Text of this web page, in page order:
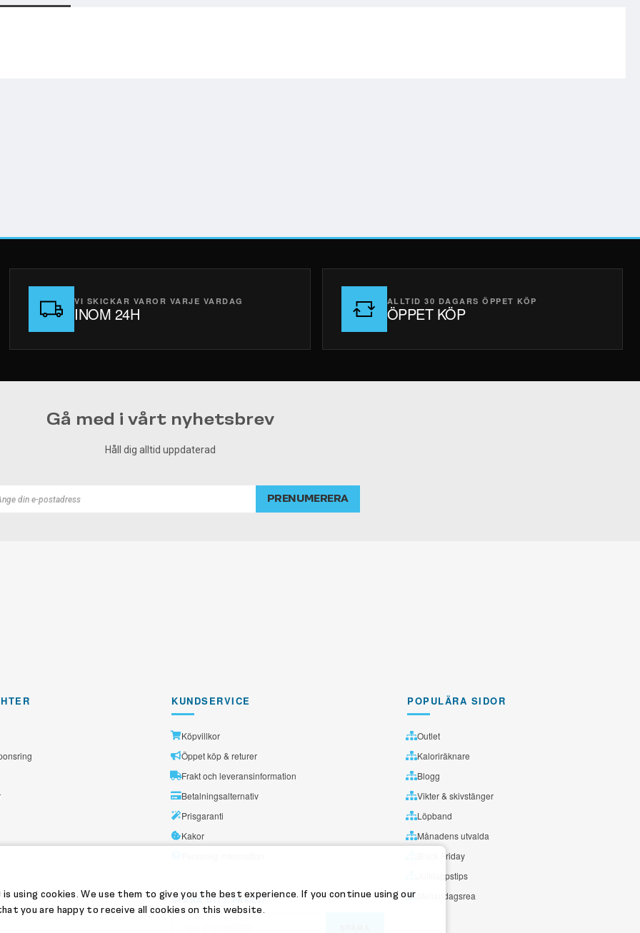
VI SKICKAR VAROR VARJE VARDAG
INOM 24H
ALLTID 30 DAGARS ÖPPET KÖP
ÖPPET KÖP
Gå med i vårt nyhetsbrev
Håll dig alltid uppdaterad
PRENUMERERA
KUNDSERVICE
Köpvillkor
Öppet köp & returer
Frakt och leveransinformation
Betalningsalternativ
Prisgaranti
Kakor
SPÅRA DITT PAKET:
POPULÄRA SIDOR
Outlet
Kaloriräknare
Blogg
Vikter & skivstänger
Löpband
Månadens utvalda
Black Friday
Julklappstips
Mellandagsrea
using cookies. We use them to give you the best experience. If you continue using our
you are happy to receive all cookies on this website.